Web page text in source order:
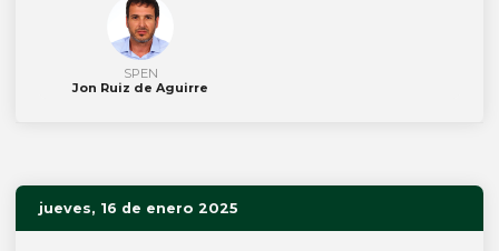
SPEN
Jon Ruiz de Aguirre
jueves, 16 de enero 2025